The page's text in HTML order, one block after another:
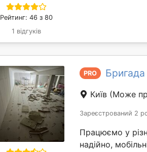
Рейтинг: 46 з 80
1 відгуків
PRO
Київ (Може
Зареєстрований 2
Працюємо у
надійно,